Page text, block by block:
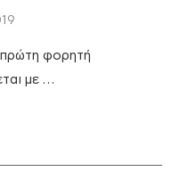
φορητή
με …